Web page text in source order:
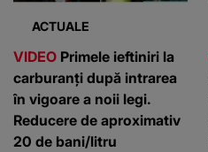
ACTUALE
VIDEO Primele ieftiniri la
carburanți după intrarea
în vigoare a noii legi.
Reducere de aproximativ
20 de bani/litru